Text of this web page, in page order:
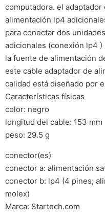
computadora. el
alimentación lp4
para conectar dos
adicionales (conexión lp4
la fuente de alimentación
este cable adaptador de
calidad está diseñado por
Características físicas
color: negro
longitud del cable: 153 mm
peso: 29.5 g
conector(es)
conector a: alimentación
conector b: lp4 (4 pines;
molex)
Marca: Startech.com